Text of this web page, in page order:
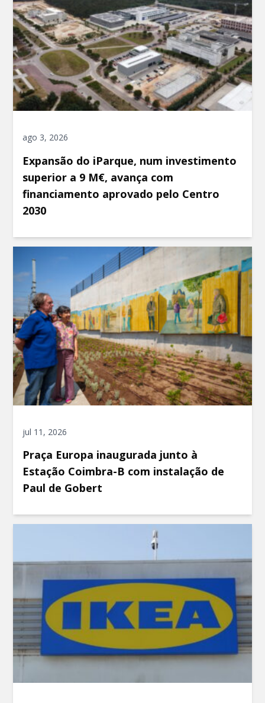
ago 3, 2026
Expansão do iParque, num investimento
superior a 9 M€, avança com
financiamento aprovado pelo Centro
2030
jul 11, 2026
Praça Europa inaugurada junto à
Estação Coimbra-B com instalação de
Paul de Gobert